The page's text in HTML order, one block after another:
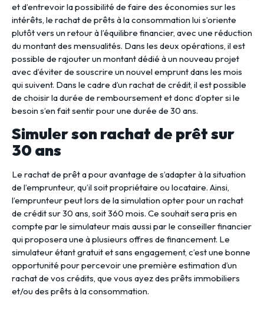
et d’entrevoir la possibilité de faire des économies sur les
intérêts, le rachat de prêts à la consommation lui s’oriente
plutôt vers un retour à l’équilibre financier, avec une réduction
du montant des mensualités. Dans les deux opérations, il est
possible de rajouter un montant dédié à un nouveau projet
avec d’éviter de souscrire un nouvel emprunt dans les mois
qui suivent. Dans le cadre d’un rachat de crédit, il est possible
de choisir la durée de remboursement et donc d’opter si le
besoin s’en fait sentir pour une durée de 30 ans.
Simuler son rachat de prêt sur
30 ans
Le rachat de prêt a pour avantage de s’adapter à la situation
de l’emprunteur, qu’il soit propriétaire ou locataire. Ainsi,
l’emprunteur peut lors de la simulation opter pour un rachat
de crédit sur 30 ans, soit 360 mois. Ce souhait sera pris en
compte par le simulateur mais aussi par le conseiller financier
qui proposera une à plusieurs offres de financement. Le
simulateur étant gratuit et sans engagement, c’est une bonne
opportunité pour percevoir une première estimation d’un
rachat de vos crédits, que vous ayez des prêts immobiliers
et/ou des prêts à la consommation.